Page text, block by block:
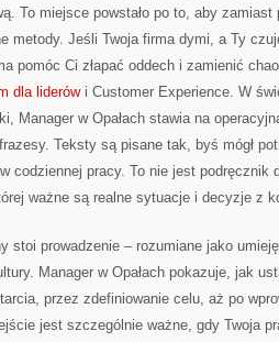
To miejsce powstało po to, aby zamiast
metody. Jeśli Twoja firma dymi, a Ty
pomóc Ci złapać oddech i zamienić
dla liderówi Customer Experience. W
Manager w Opałach stawia na
Teksty są pisane tak, byś mógł
codziennej pracy. To nie jest podręcznik
ważne są realne sytuacje i decyzje z
stoi prowadzenie – rozumiane jako
Manager w Opałach pokazuje, jak
przez zdefiniowanie celu, aż po
jest szczególnie ważne, gdy Twoja